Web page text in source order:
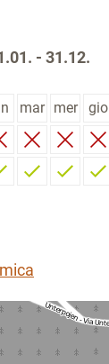
- 31.12.
mar mer gio